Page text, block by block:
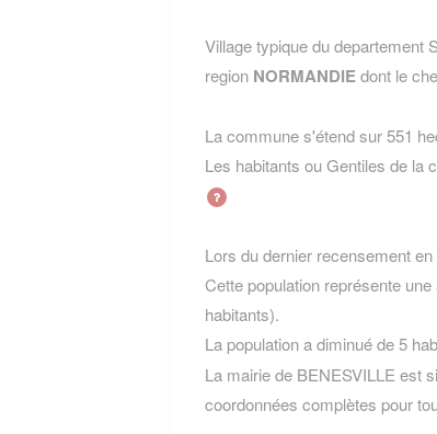
Village typique du departement
region NORMANDIEdont le
La commune s'étend sur 551
Les habitants ou Gentiles de la
Lors du dernier recensement
Cette population représente
habitants).
La population a diminué de 5
La mairie de BENESVILLE est
coordonnées complètes pour